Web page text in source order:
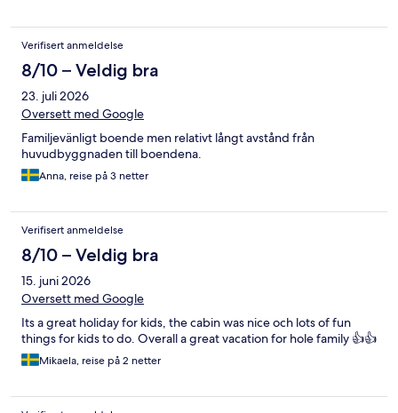
Verifisert anmeldelse
8/10 – Veldig bra
23. juli 2026
Oversett med Google
Familjevänligt boende men relativt långt avstånd från
huvudbyggnaden till boendena.
Anna, reise på 3 netter
Verifisert anmeldelse
8/10 – Veldig bra
15. juni 2026
Oversett med Google
Its a great holiday for kids, the cabin was nice och lots of fun
things for kids to do. Overall a great vacation for hole family 👍👍
Mikaela, reise på 2 netter